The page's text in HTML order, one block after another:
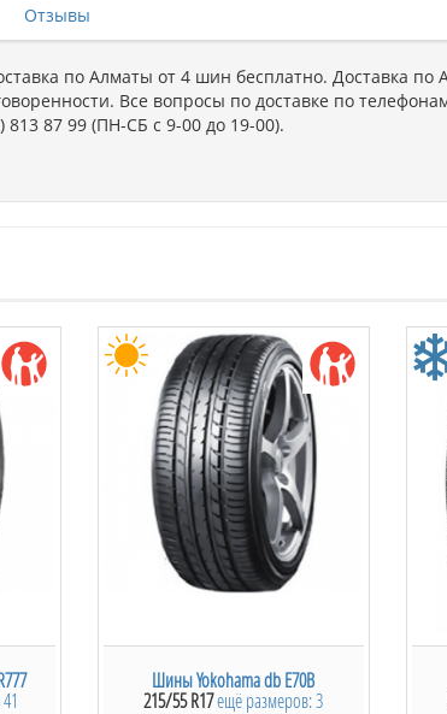
Отзывы
по Алматы от 4 шин бесплатно. Доставка по
Все вопросы по доставке по
813 87 99 (ПН-СБ с 9-00 до 19-00).
моделью крупной китайской компании
новых технических компонентов, были
сцепление при низких температурах и на
дизайн рисунка Triangle TRIN PL01 служит
Уменьшился уровень шума и увеличен
продольным канавкам. Усиленный каркас и
весу шины, соответственно уменьшая расход
В Казахстане, частности в Алматы, Triangle TRIN
огромный спрос среди автолюбителей.
самой востребованной шиной в Алматы.
Шины Yokohama db E70B
215/55 R17ещё размеров: 3